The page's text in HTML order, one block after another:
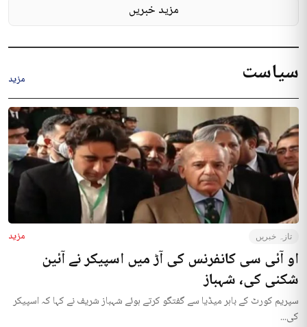
مزید خبریں
سیاست مزید
تازہ خبریں مزید
او آئی سی کانفرنس کی آڑ میں اسپیکر نے آئین
شکنی کی، شہباز
سپریم کورٹ کے باہر میڈیا سے گفتگو کرتے ہوئے شہباز شریف نے کہا کہ اسپیکر
کی...